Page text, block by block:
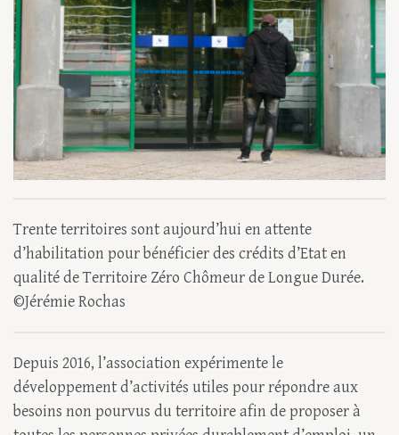
Trente territoires sont aujourd’hui en attente
d’habilitation pour bénéficier des crédits d’Etat en
qualité de Territoire Zéro Chômeur de Longue Durée.
©Jérémie Rochas
Depuis 2016, l’association expérimente le
développement d’activités utiles pour répondre aux
besoins non pourvus du territoire afin de proposer à